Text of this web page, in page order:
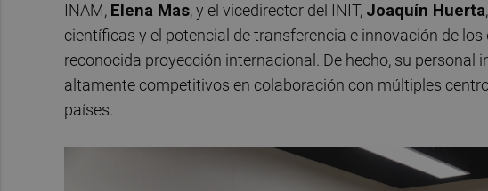
INAM, Elena Mas, y el vicedirector del INIT, Joaquín Huerta
científicas y el potencial de transferencia e innovación de
reconocida proyección internacional. De hecho, su
altamente competitivos en colaboración con múltiples
países.